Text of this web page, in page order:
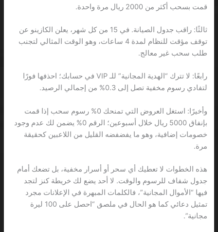
قمت بسحب أكثر من 2000 ريال مرة واحدة.
ثالثًا: راقب جدول الصيانة. في 15 من كل شهر، يعلن الكازينو عن
توقف مؤقت للنظام لمدة 4 ساعات، وهو الوقت المثالي لتجنب
طلب سحب غير معالج.
رابعًا: لا تترك “الهدية المجانية” للـ VIP في حسابك؛ احذفها فورًا
لتفادي رسوم مخفية تصل إلى 0.3% من إجمالي الرصيد.
وأخيرًا: استغل العروض التي تمنحك 0% رسوم سحب إذا قمت
بإنفاق 5000 ريال خلال أسبوعين؛ الرقم 0% يضمن لك عدم وجود
خصومات إضافية، وهو ما يفضفضه القليل من اللاعبين كحقيقة
مرة.
هذه الخطوات لا تعطيك أي سحر أو أسرار مخفية، بل تضعك أمام
جدول شفاف للرسوم والوقت. لا أحد يضع لك خريطة كنز لتجد
فيها “الأموال المجانية”، فالكلمات المبهرة في الإعلانات مجرد
تمثيل دعائي كما هو الحال في ملصق “احصل على 100 ليرة
مجانية”.